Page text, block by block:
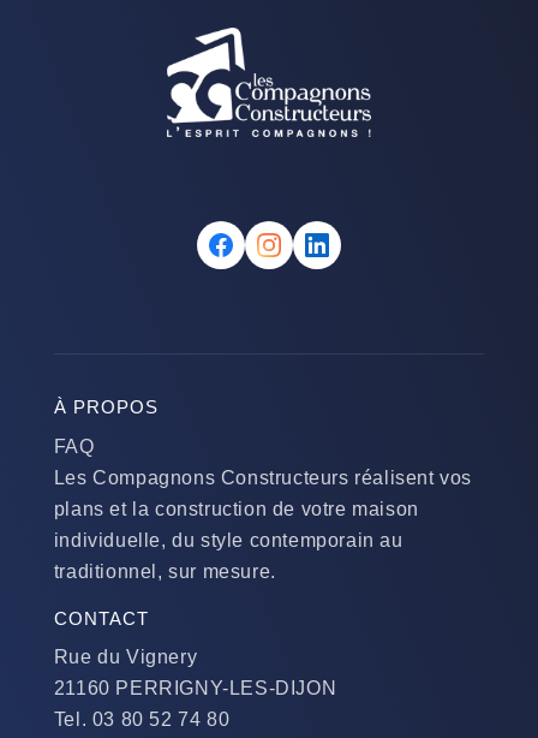
À PROPOS
FAQ
Les Compagnons Constructeurs réalisent vos
plans et la construction de votre maison
individuelle, du style contemporain au
traditionnel, sur mesure.
CONTACT
Rue du Vignery
21160 PERRIGNY-LES-DIJON
Tel. 03 80 52 74 80